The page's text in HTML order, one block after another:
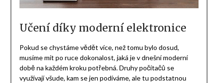
Učení díky moderní elektronice
Pokud se chystáme vědět více, než tomu bylo dosud,
musíme mít po ruce dokonalost, jaká je v dnešní moderní
době na každém kroku potřebná. Druhy počítačů se
využívají všude, kam se jen podíváme, ale tu podstatnou